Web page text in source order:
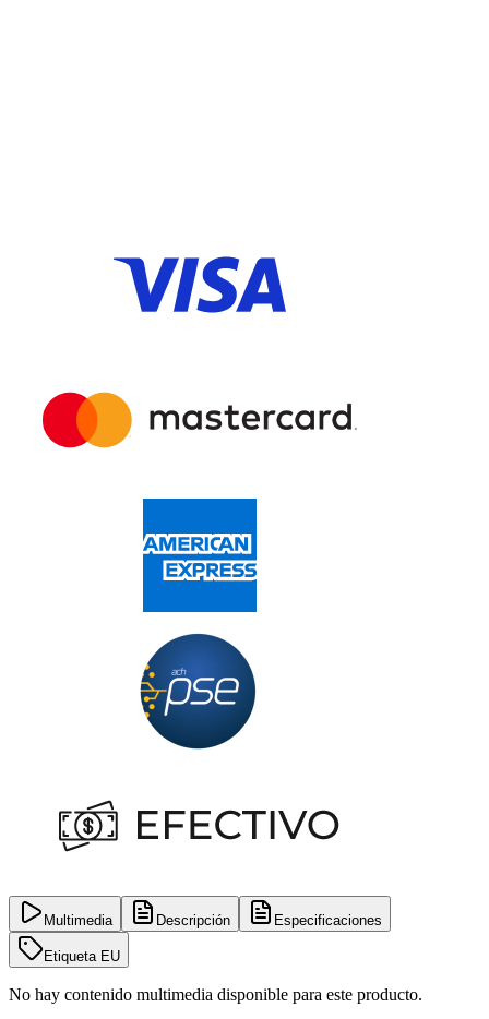
Multimedia Descripción Especificaciones
Etiqueta EU
No hay contenido multimedia disponible para este producto.